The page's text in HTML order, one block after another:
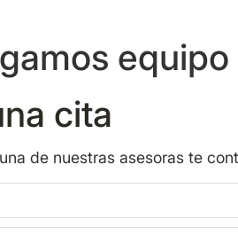
cita
de nuestras asesoras te